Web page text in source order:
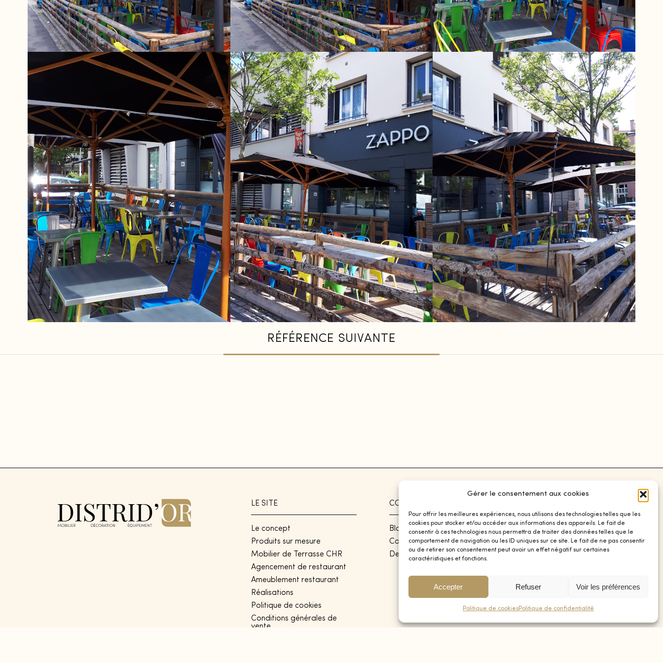
Gérer le consentement aux cookies
Pour offrir les meilleures expériences, nous utilisons des technologies telles que les
cookies pour stocker et/ou accéder aux informations des appareils. Le fait de
consentir à ces technologies nous permettra de traiter des données telles que le
comportement de navigation ou les ID uniques sur ce site. Le fait de ne pas consentir
ou de retirer son consentement peut avoir un effet négatif sur certaines
caractéristiques et fonctions.
Accepter Refuser Voir les préférences
Politique de cookiesPolitique de confidentialité
RÉFÉRENCE SUIVANTE
LE SITE
Le concept
Produits sur mesure
Mobilier de Terrasse CHR
Agencement de restaurant
Ameublement restaurant
Réalisations
Politique de cookies
Conditions générales de
vente
CONTACT
Blog
Contact
Devis
Instagram
Facebook